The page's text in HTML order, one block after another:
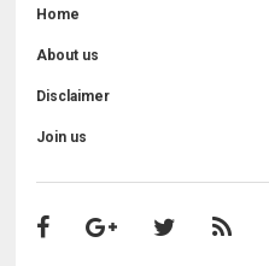
Home
About us
Disclaimer
Join us